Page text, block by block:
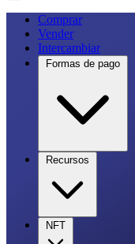
Comprar
Vender
Intercambiar
Formas de pago
Recursos
NFT